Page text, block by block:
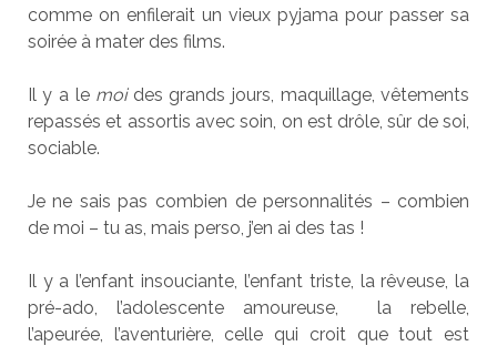
comme on enfilerait un vieux pyjama pour passer sa
soirée à mater des films.
Il y a le moides grands jours, maquillage, vêtements
repassés et assortis avec soin, on est drôle, sûr de soi,
sociable.
Je ne sais pas combien de personnalités – combien
de moi – tu as, mais perso, j’en ai des tas !
Il y a l’enfant insouciante, l’enfant triste, la rêveuse, la
pré-ado, l’adolescente amoureuse, la rebelle,
l’apeurée, l’aventurière, celle qui croit que tout est